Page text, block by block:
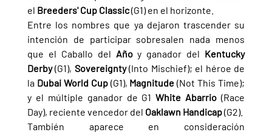
el Breeders' Cup Classic (G1) en el horizonte.
Entre los nombres que ya dejaron trascender su
intención de participar sobresalen nada menos
que el Caballo del Año y ganador del Kentucky
Derby (G1), Sovereignty (Into Mischief); el héroe de
la Dubai World Cup (G1), Magnitude (Not This Time);
y el múltiple ganador de G1 White Abarrio (Race
Day), reciente vencedor del Oaklawn Handicap (G2).